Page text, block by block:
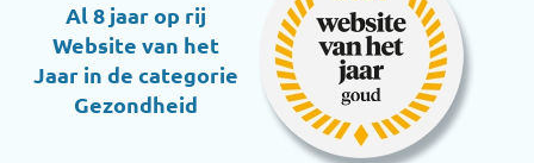
Al 8 jaar op rij
Website van het
Jaar in de categorie
Gezondheid